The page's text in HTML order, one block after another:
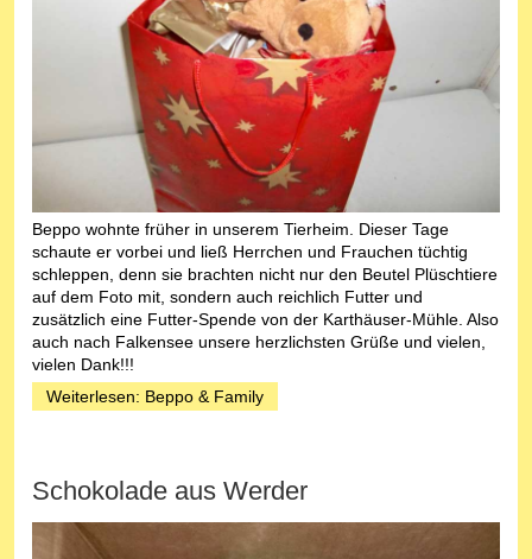
Beppo wohnte früher in unserem Tierheim. Dieser Tage
schaute er vorbei und ließ Herrchen und Frauchen tüchtig
schleppen, denn sie brachten nicht nur den Beutel Plüschtiere
auf dem Foto mit, sondern auch reichlich Futter und
zusätzlich eine Futter-Spende von der Karthäuser-Mühle. Also
auch nach Falkensee unsere herzlichsten Grüße und vielen,
vielen Dank!!!
Weiterlesen: Beppo & Family
Schokolade aus Werder